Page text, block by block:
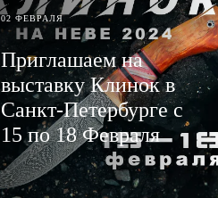
02 ФЕВРАЛЯ
Приглашаем на
выставку Клинок в
Санкт-Петербурге с
15 по 18 Февраля
ЧИТАТЬ